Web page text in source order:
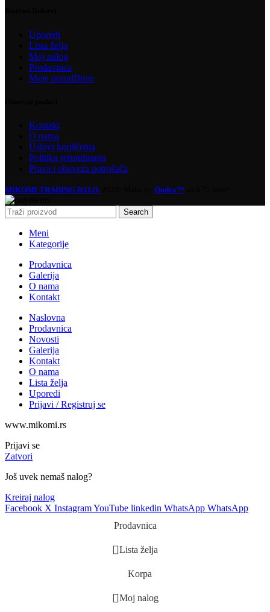
Uporedi
Lista želja
Moj nalog
Prodavnica
Moje porudžbine
Kontakt
O nama
Uslovi korišćenja
Politika refundiranja
Prava i obaveza potrošača
MIKOMI TRADING D.O.O. Qudra™
Search
Meni
Kategorije
Prodavnica
Galerija
O nama
Kontakt
Naslovna
Prodavnica
Novosti
Galerija
Kontakt
O nama
Lista želja
Uporedi
Prijavi / Registruj se
www.mikomi.rs
Prijavi se
Zatvori
Još uvek nemaš nalog?
Kreiraj nalog
Facebook X InstagramYouTube linkedin WhatsApp WhatsApp
Prodavnica
Lista želja
Korpa
Moj nalog